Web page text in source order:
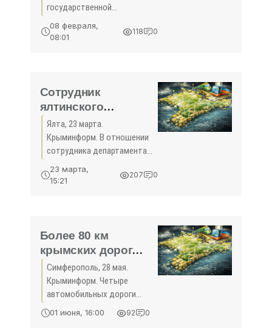
текущем году
составит 2,7 млрд
рублей -
государственной
поддержки сельского
хозяйства Республики Крым
министерства сельского
08 февраля,
08:01
118 0
Сотрудник
ялтинского
департамента
архитектуры
подозревается в
мошенничестве -
«Экономика Крыма»
Ялта, 23 марта.
Крыминформ. В отношении
сотрудника департамента
архитектуры и
градостроительства
мошенничества. Об этом
23 марта,
15:21
207 0
Более 80 км
крымских дорог
будут
отремонтированы в
рамках нацпроекта
за 1,3 млрд рублей -
Симферополь, 28 мая.
Крыминформ. Четыре
автомобильных дороги
общего пользования
регионального и
01 июня, 16:00 92 0